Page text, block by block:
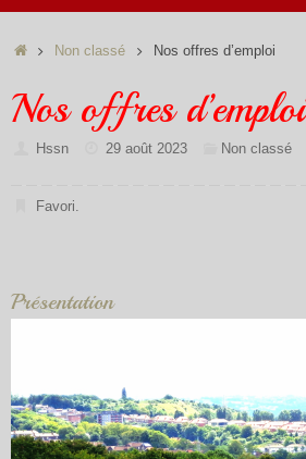
AccueilNon classé Nos offres d’emploi
Nos offres d’emploi
Hssn 29 août 2023 Non classé
Favori
Présentation